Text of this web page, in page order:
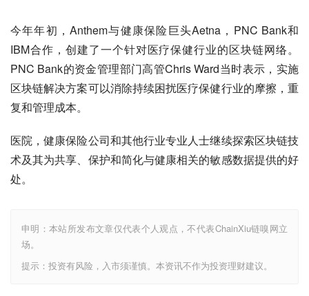
今年年初，Anthem与健康保险巨头Aetna，PNC Bank和
IBM合作，创建了一个针对医疗保健行业的区块链网络。
PNC Bank的资金管理部门高管Chris Ward当时表示，实施
区块链解决方案可以消除持续困扰医疗保健行业的摩擦，重
复和管理成本。
医院，健康保险公司和其他行业专业人士继续探索区块链技
术及其为共享、保护和简化与健康相关的敏感数据提供的好
处。
申明：本站所发布文章仅代表个人观点，不代表ChainXiu链嗅网立
场。
提示：投资有风险，入市须谨慎。本资讯不作为投资理财建议。